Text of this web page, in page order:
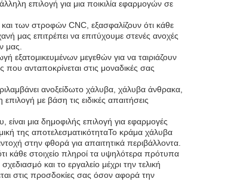
επιλογή για μια ποικιλία εφαρμογών σε
των στροφών CNC, εξασφαλίζουν ότι κάθε
μας επιτρέπει να επιτύχουμε στενές ανοχές
μας.
εξατομικευμένων μεγεθών για να ταιριάζουν
που ανταποκρίνεται στις μοναδικές σας
ανοξείδωτο χάλυβα, χάλυβα άνθρακα,
με βάση τις ειδικές απαιτήσεις
μια δημοφιλής επιλογή για εφαρμογές
της αποτελεσματικότηταΤο κράμα χάλυβα
στην φθορά για απαιτητικά περιβάλλοντα.
κάθε στοιχείο πληροί τα υψηλότερα πρότυπα
και το εργαλείο μέχρι την τελική
στις προσδοκίες σας όσον αφορά την